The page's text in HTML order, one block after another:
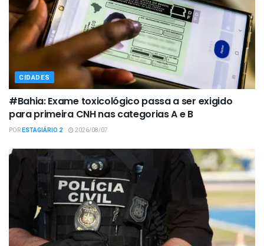
CIDADES
#Bahia: Exame toxicológico passa a ser exigido
para primeira CNH nas categorias A e B
PORESTAGIÁRIO 2 2026/08/07